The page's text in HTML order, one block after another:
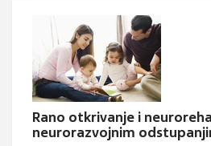
Rano otkrivanje i
neurorazvojnim